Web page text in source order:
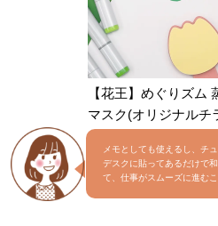
【花王】めぐりズム
マスク(オリジナルチ
メモとしても使えるし、チ
デスクに貼ってあるだけで
て、仕事がスムーズに進む